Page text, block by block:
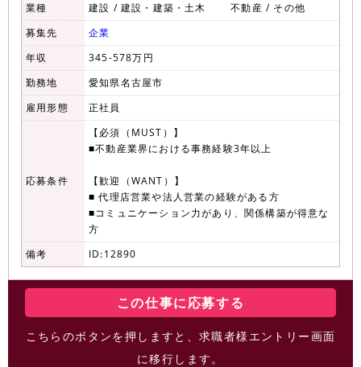
業種
建設 / 建設・建築・土木 不動産 / その他
募集先
企業
年収
345-578万円
勤務地
愛知県名古屋市
雇用形態
正社員
応募条件
【必須（MUST）】
■不動産業界における事務経験3年以上
【歓迎（WANT）】
■ 代理店営業や法人営業の経験がある方
■コミュニケーション力があり、関係構築が得意な
方
備考
ID:12890
この仕事に応募する
こちらのボタンを押しますと、求職者様エントリー画面
に移行します。